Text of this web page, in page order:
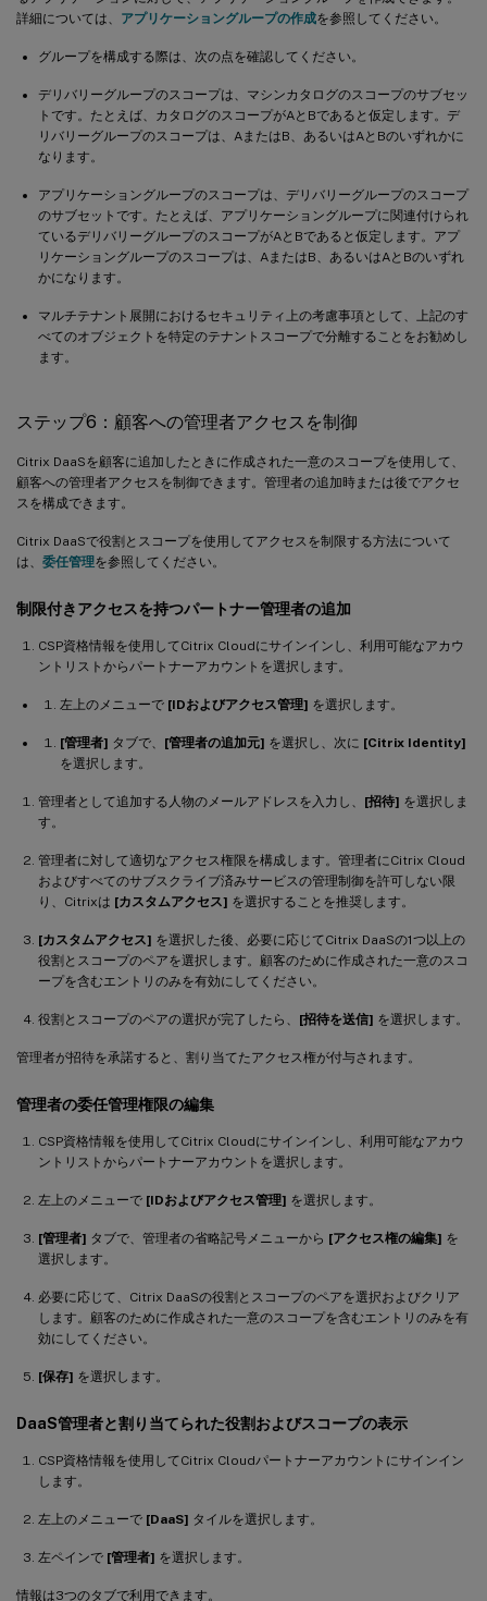
詳細については、 アプリケーショングループの作成を参照してください。
グループを構成する際は、次の点を確認してください。
デリバリーグループのスコープは、マシンカタログのスコープのサブセッ
トです。たとえば、カタログのスコープがAとBであると仮定します。デ
リバリーグループのスコープは、AまたはB、あるいはAとBのいずれかに
なります。
アプリケーショングループのスコープは、デリバリーグループのスコープ
のサブセットです。たとえば、アプリケーショングループに関連付けられ
ているデリバリーグループのスコープがAとBであると仮定します。アプ
リケーショングループのスコープは、AまたはB、あるいはAとBのいずれ
かになります。
マルチテナント展開におけるセキュリティ上の考慮事項として、上記のす
べてのオブジェクトを特定のテナントスコープで分離することをお勧めし
ます。
ステップ6：顧客への管理者アクセスを制御
Citrix DaaSを顧客に追加したときに作成された一意のスコープを使用して、
顧客への管理者アクセスを制御できます。管理者の追加時または後でアクセ
スを構成できます。
Citrix DaaSで役割とスコープを使用してアクセスを制限する方法について
は、 委任管理を参照してください。
制限付きアクセスを持つパートナー管理者の追加
CSP資格情報を使用してCitrix Cloudにサインインし、利用可能なアカウ
ントリストからパートナーアカウントを選択します。
左上のメニューで [IDおよびアクセス管理] を選択します。
[管理者] タブで、 [管理者の追加元] を選択し、次に [Citrix Identity]
を選択します。
管理者として追加する人物のメールアドレスを入力し、 [招待] を選択しま
す。
管理者に対して適切なアクセス権限を構成します。管理者にCitrix Cloud
およびすべてのサブスクライブ済みサービスの管理制御を許可しない限
り、Citrixは [カスタムアクセス] を選択することを推奨します。
[カスタムアクセス] を選択した後、必要に応じてCitrix DaaSの1つ以上の
役割とスコープのペアを選択します。顧客のために作成された一意のスコ
ープを含むエントリのみを有効にしてください。
役割とスコープのペアの選択が完了したら、 [招待を送信] を選択します。
管理者が招待を承諾すると、割り当てたアクセス権が付与されます。
管理者の委任管理権限の編集
CSP資格情報を使用してCitrix Cloudにサインインし、利用可能なアカウ
ントリストからパートナーアカウントを選択します。
左上のメニューで [IDおよびアクセス管理] を選択します。
[管理者] タブで、管理者の省略記号メニューから [アクセス権の編集] を
選択します。
必要に応じて、Citrix DaaSの役割とスコープのペアを選択およびクリア
します。顧客のために作成された一意のスコープを含むエントリのみを有
効にしてください。
[保存] を選択します。
DaaS管理者と割り当てられた役割およびスコープの表示
CSP資格情報を使用してCitrix Cloudパートナーアカウントにサインイン
します。
左上のメニューで [DaaS] タイルを選択します。
左ペインで [管理者] を選択します。
情報は3つのタブで利用できます。